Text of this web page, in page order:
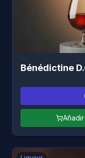
Bénédictine